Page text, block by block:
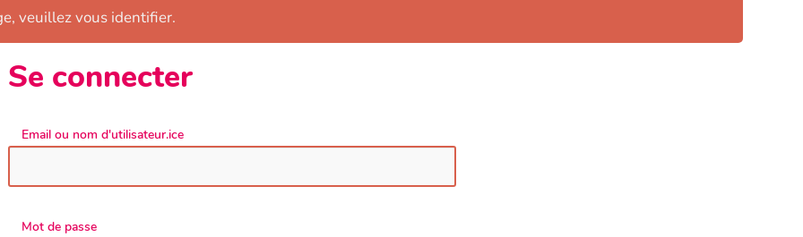
veuillez vous identifier.
Se connecter
Email ou nom d'utilisateur.ice
Mot de passe